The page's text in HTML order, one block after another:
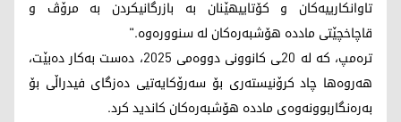
تاوانکارییەکان و کۆتاییهێنان بە بازرگانیکردن بە مرۆڤ و
قاچاخچێتی ماددە هۆشبەرەکان لە سنوورەوە."
ترەمپ، کە لە 20ـی کانوونی دووەمی 2025، دەست بەکار دەبێت،
هەروەها چاد کرۆنیستەری بۆ سەرۆکایەتیی دەزگای فیدراڵی بۆ
بەرەنگاربوونەوەی ماددە هۆشبەرەکان کاندید کرد.